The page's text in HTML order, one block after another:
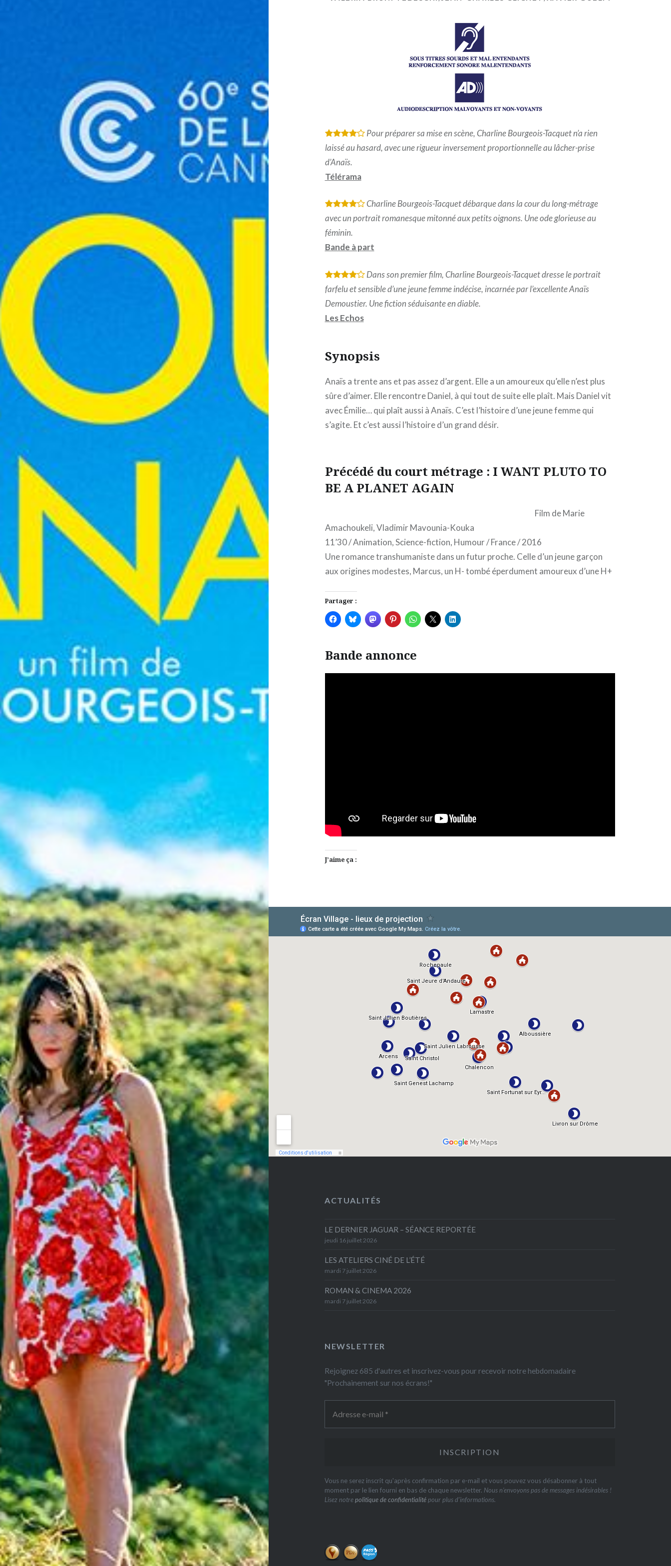
* * * *
Pour préparer sa mise en scène, Charline Bourgeois-Tacquet n’a rien
laissé au hasard, avec une rigueur inversement proportionnelle au lâcher-prise
d’Anaïs.
Télérama
* * * *
Charline Bourgeois-Tacquet débarque dans la cour du long-métrage
avec un portrait romanesque mitonné aux petits oignons. Une ode glorieuse au
féminin.
Bande à part
* * * *
Dans son premier film, Charline Bourgeois-Tacquet dresse le portrait
farfelu et sensible d’une jeune femme indécise, incarnée par l’excellente Anaïs
Demoustier. Une fiction séduisante en diable.
Les Echos
Synopsis
Anaïs a trente ans et pas assez d’argent. Elle a un amoureux qu’elle n’est plus
sûre d’aimer. Elle rencontre Daniel, à qui tout de suite elle plaît. Mais Daniel vit
avec Émilie… qui plaît aussi à Anaïs. C’est l’histoire d’une jeune femme qui
s’agite. Et c’est aussi l’histoire d’un grand désir.
Précédé du court métrage : I WANT PLUTO TO
BE A PLANET AGAIN
Film de Marie
Amachoukeli, Vladimir Mavounia-Kouka
11’30 / Animation, Science-fiction, Humour / France / 2016
Une romance transhumaniste dans un futur proche. Celle d’un jeune garçon
aux origines modestes, Marcus, un H- tombé éperdument amoureux d’une H+
Partager :
Bande annonce
J’aime ça :
AlloCiné
ACTUALITÉS
LE DERNIER JAGUAR – SÉANCE REPORTÉE
jeudi 16 juillet 2026
LES ATELIERS CINÉ DE L’ÉTÉ
mardi 7 juillet 2026
ROMAN & CINEMA 2026
mardi 7 juillet 2026
NEWSLETTER
Rejoignez 685 d'autres et inscrivez-vous pour recevoir notre hebdomadaire
"Prochainement sur nos écrans!"
Vous ne serez inscrit qu'après confirmation par e-mail et vous pouvez vous désabonner à tout
moment par le lien fourni en bas de chaque newsletter. Nous n’envoyons pas de messages indésirables !
Lisez notrepolitique de confidentialitépour plus d’informations.